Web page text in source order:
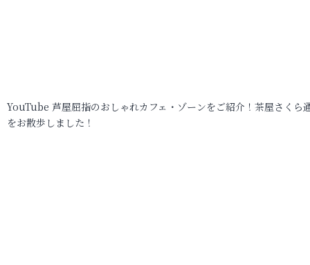
YouTube 芦屋屈指のおしゃれカフェ・ゾーンをご紹介！茶屋さくら
をお散歩しました！